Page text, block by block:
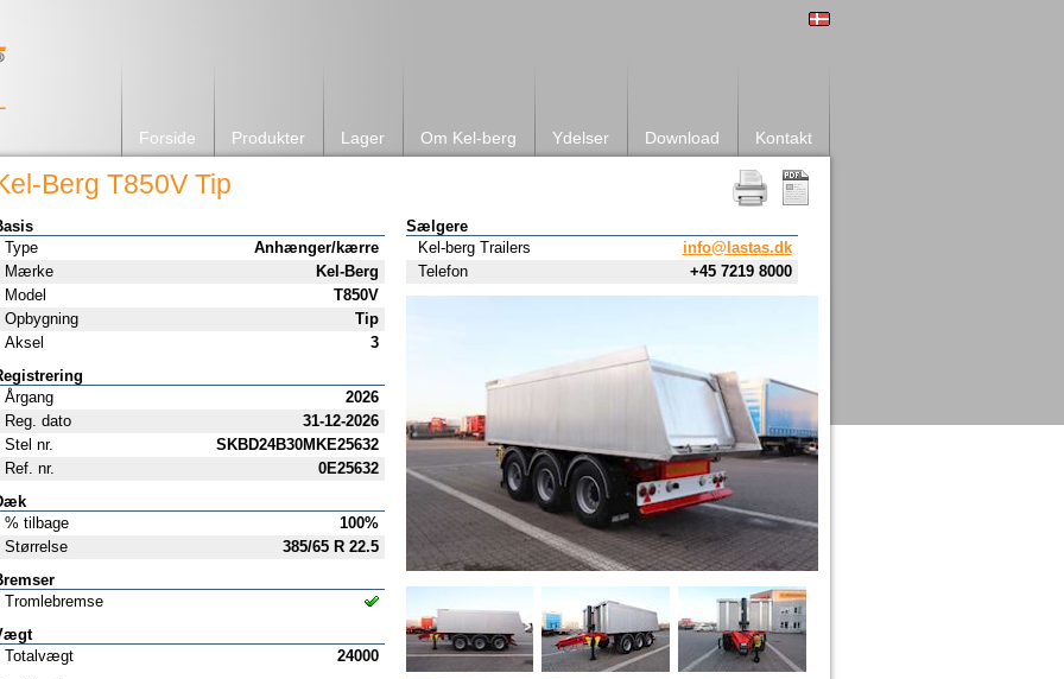
Forside Produkter Lager Om Kel-berg Ydelser Download Kontakt
Berg T850V Tip
Type
Anhænger/kærre
Mærke
Kel-Berg
Model
T850V
Opbygning
Tip
Aksel
3
Årgang
2026
Reg. dato
31-12-2026
Stel nr.
SKBD24B30MKE25632
Ref. nr.
0E25632
% tilbage
100%
Størrelse
385/65 R 22.5
Tromlebremse
Totalvægt
24000
Sælgere
Kel-berg Trailers
info@lastas.dk
Telefon
+45 7219 8000